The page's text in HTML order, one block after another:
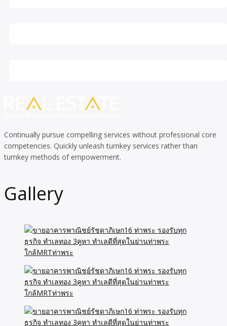
Continually pursue compelling services without professional core
competencies. Quickly unleash turnkey services rather than
turnkey methods of empowerment.
Gallery